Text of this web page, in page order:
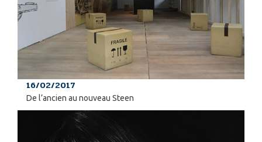
16/02/2017
De l’ancien au nouveau Steen